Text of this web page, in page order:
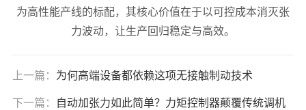
为高性能产线的标配，其核心价值在于以可控成本消灭张
力波动，让生产回归稳定与高效。
上一篇： 为何高端设备都依赖这项无接触制动技术
下一篇： 自动加张力如此简单？力矩控制器颠覆传统调机